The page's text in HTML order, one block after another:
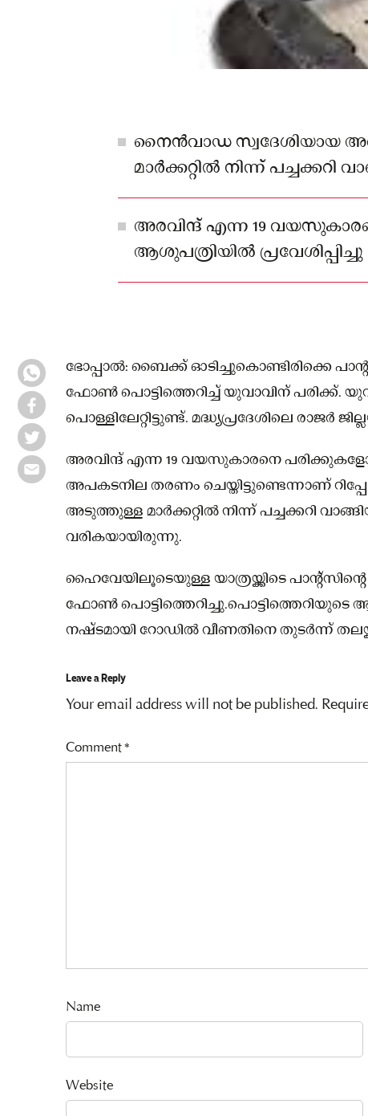
നൈൻവാഡ സ്വദേശിയായ
മാർക്കറ്റിൽ നിന്ന് പച്ചക്കറി
ബൈക്കിൽ സ്വന്തം
വരികയായിരുന്നു.
അരവിന്ദ് എന്ന 19
ആശുപത്രിയിൽ പ്രവേശിപ്പിച്ചു
ഭോപ്പാൽ: ബൈക്ക് ഓടിച്ചുകൊണ്ടിരിക്കെ
ഫോൺ പൊട്ടിത്തെറിച്ച് യുവാവിന് പരിക്ക്.
പൊള്ളിലേറ്റിട്ടുണ്ട്. മദ്ധ്യപ്രദേശിലെ രാജർ
അരവിന്ദ് എന്ന 19 വയസുകാരനെ
അപകടനില തരണം ചെയ്തിട്ടുണ്ടെന്നാണ്
അടുത്തുള്ള മാർക്കറ്റിൽ നിന്ന് പച്ചക്കറി
വരികയായിരുന്നു.
ഹൈവേയിലൂടെയുള്ള യാത്രയ്ക്കിടെ
ഫോൺ
നഷ്ടമായി റോഡിൽ വീണതിനെ തുടർന്ന്
Leave a Reply
Your email address will not be published.
Comment*
Name
Website